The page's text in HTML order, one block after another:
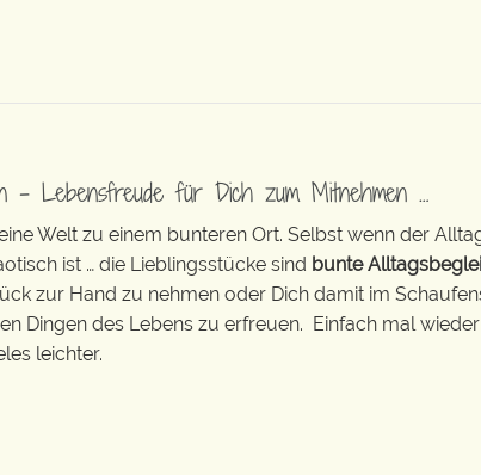
– Lebensfreude für Dich zum Mitnehmen …
Welt zu einem bunteren Ort. Selbst wenn der
ist … die Lieblingsstücke sind bunte
zur Hand zu nehmen oder Dich damit im
Dingen des Lebens zu erfreuen. Einfach mal
leichter.